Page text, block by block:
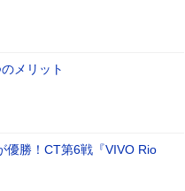
メリット
優勝！CT第6戦『VIVO Rio